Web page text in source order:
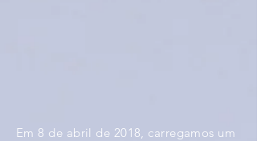
Em 8 de abril de 2018, carregamos um